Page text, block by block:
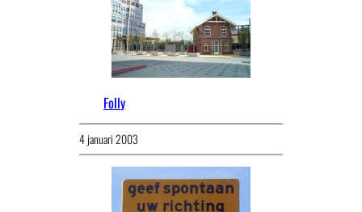
Folly
4 januari 2003